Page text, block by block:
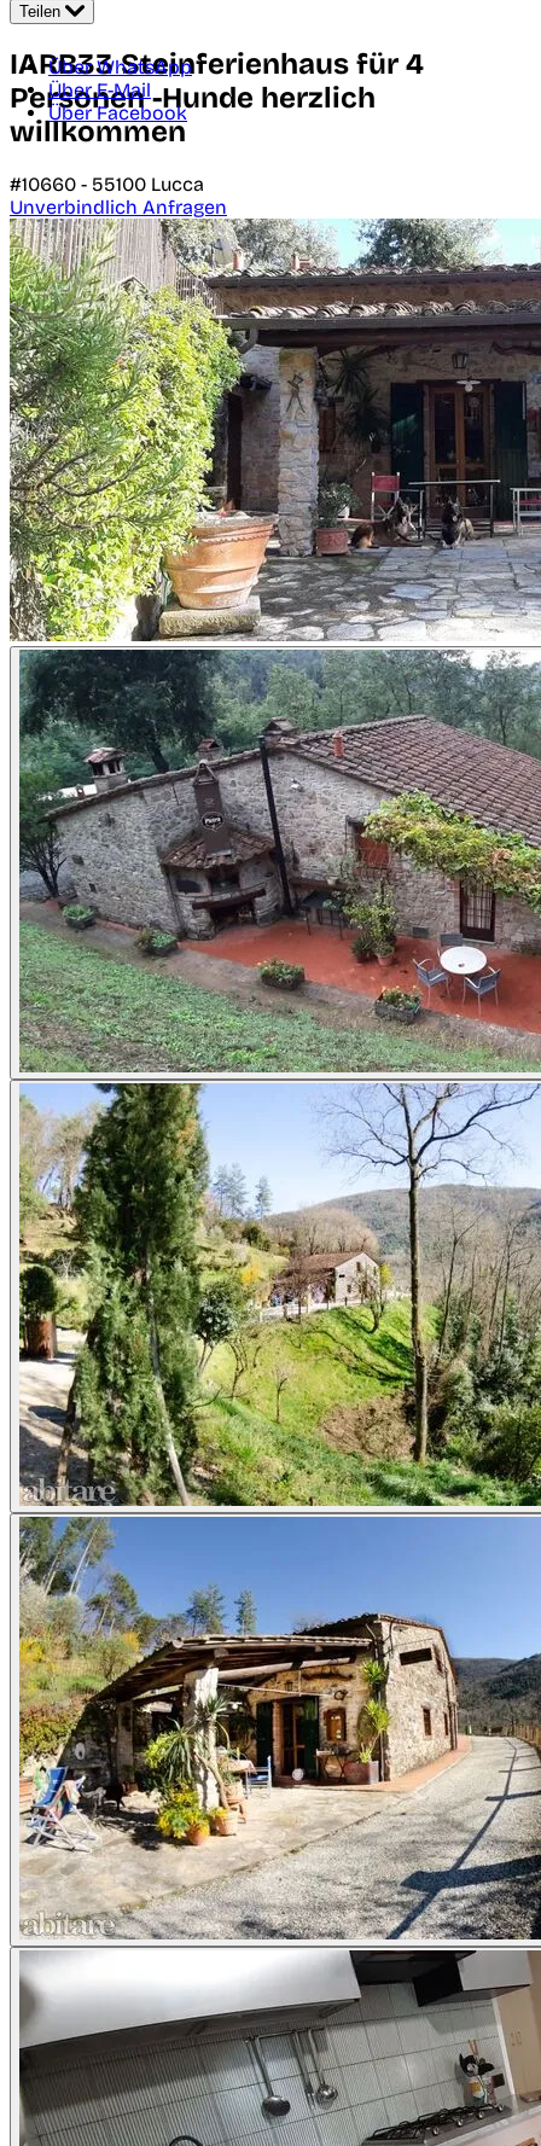
Teilen
Über WhatsApp
Über E-Mail
Über Facebook
IARB33 Steinferienhaus für 4
Personen -Hunde herzlich
willkommen
#10660 - 55100 Lucca
Unverbindlich Anfragen